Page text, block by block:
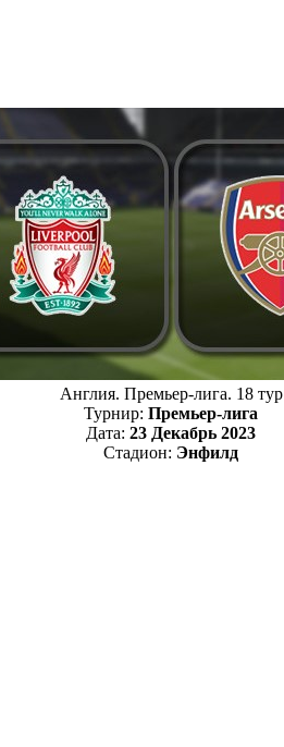
Англия. Премьер-лига. 18 тур
Турнир: Премьер-лига
Дата: 23 Декабрь 2023
Стадион: Энфилд